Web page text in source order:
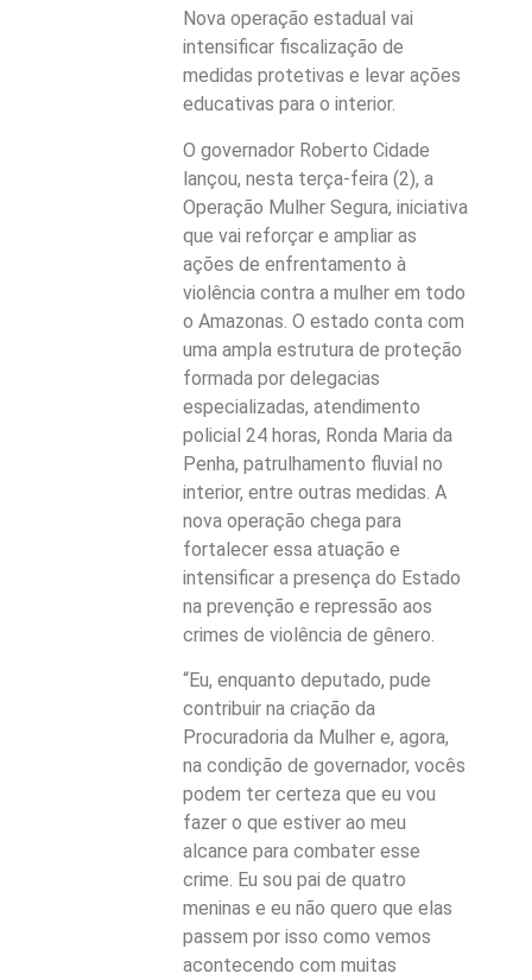
Nova operação estadual vai
intensificar fiscalização de
medidas protetivas e levar ações
educativas para o interior.
O governador Roberto Cidade
lançou, nesta terça-feira (2), a
Operação Mulher Segura, iniciativa
que vai reforçar e ampliar as
ações de enfrentamento à
violência contra a mulher em todo
o Amazonas. O estado conta com
uma ampla estrutura de proteção
formada por delegacias
especializadas, atendimento
policial 24 horas, Ronda Maria da
Penha, patrulhamento fluvial no
interior, entre outras medidas. A
nova operação chega para
fortalecer essa atuação e
intensificar a presença do Estado
na prevenção e repressão aos
crimes de violência de gênero.
“Eu, enquanto deputado, pude
contribuir na criação da
Procuradoria da Mulher e, agora,
na condição de governador, vocês
podem ter certeza que eu vou
fazer o que estiver ao meu
alcance para combater esse
crime. Eu sou pai de quatro
meninas e eu não quero que elas
passem por isso como vemos
acontecendo com muitas